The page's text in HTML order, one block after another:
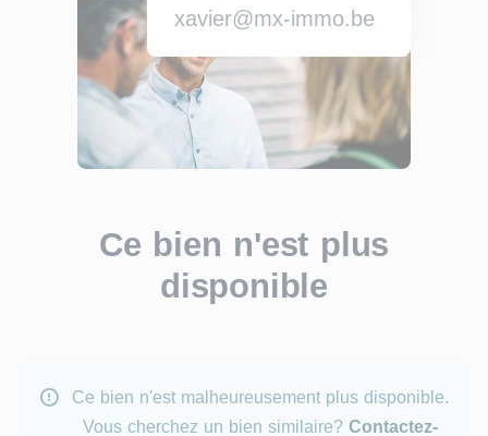
xavier@mx-immo.be
Ce bien n'est plus
disponible
Ce bien n'est malheureusement plus disponible.
Vous cherchez un bien similaire? Contactez-